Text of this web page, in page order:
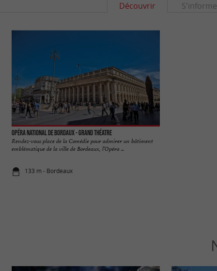
Découvrir
Opéra National de Bordaux - Grand Théatre
Rendez-vous place de la Comédie pour admirer un bâtiment
emblématique de la ville de Bordeaux, l’Opéra ...
133 m - Bordeaux